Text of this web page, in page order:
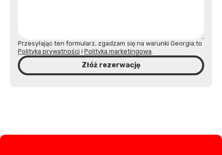
Przesyłając ten formularz, zgadzam się na warunki Georgia.to
Polityka prywatności i Polityka marketingowa.
Złóż rezerwację